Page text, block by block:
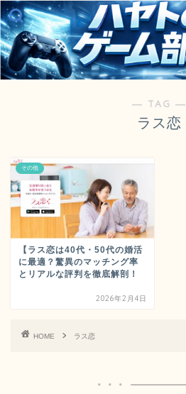
― TAG ―
ラス恋
その他
【ラス恋は40代・50代の婚活
に最適？驚異のマッチング率
とリアルな評判を徹底解剖！
2026年2月4日
HOME ラス恋